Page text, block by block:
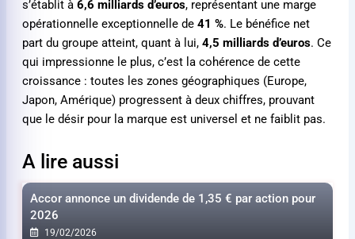
s’établit à6,6 milliards d’euros, représentant une marge
opérationnelle exceptionnelle de41 %. Le bénéfice net
part du groupe atteint, quant à lui,4,5 milliards d’euros. Ce
qui impressionne le plus, c’est la cohérence de cette
croissance : toutes les zones géographiques (Europe,
Japon, Amérique) progressent à deux chiffres, prouvant
que le désir pour la marque est universel et ne faiblit pas.
A lire aussi
Accor annonce un dividende de 1,35 € par action pour
2026
19/02/2026